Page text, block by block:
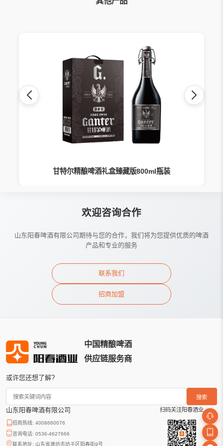
甘特尔精酿啤酒礼盒臻藏版800ml瓶装
欢迎咨询合作
山东阳春啤酒有限公司期待与您的合作，我们将为您提供优质的啤酒
产品和专业的服务
联系我们
招商加盟
中国精酿啤酒
供应链服务商
或许您还想了解?
搜索
山东阳春啤酒有限公司
招商热线: 4008660076
咨询电话: 0536-4627666
联系地址: 山东省潍坊市坊子区阳春街9号
扫码关注阳春酒业